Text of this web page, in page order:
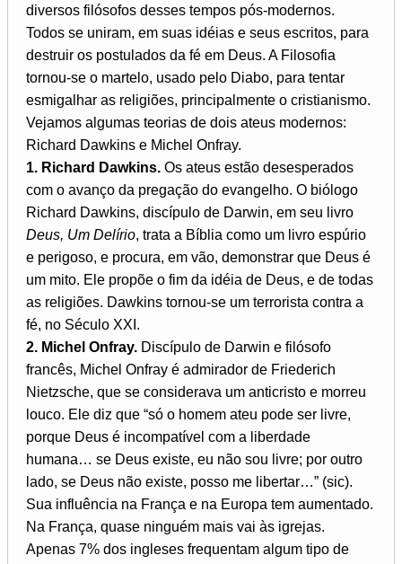
diversos filósofos desses tempos pós-modernos.
Todos se uniram, em suas idéias e seus escritos, para
destruir os postulados da fé em Deus. A Filosofia
tornou-se o martelo, usado pelo Diabo, para tentar
esmigalhar as religiões, principalmente o cristianismo.
Vejamos algumas teorias de dois ateus modernos:
Richard Dawkins e Michel Onfray.
1. Richard Dawkins. Os ateus estão desesperados
com o avanço da pregação do evangelho. O biólogo
Richard Dawkins, discípulo de Darwin, em seu livro
Deus, Um Delírio, trata a Bíblia como um livro espúrio
e perigoso, e procura, em vão, demonstrar que Deus é
um mito. Ele propõe o fim da idéia de Deus, e de todas
as religiões. Dawkins tornou-se um terrorista contra a
fé, no Século XXI.
2. Michel Onfray. Discípulo de Darwin e filósofo
francês, Michel Onfray é admirador de Friederich
Nietzsche, que se considerava um anticristo e morreu
louco. Ele diz que “só o homem ateu pode ser livre,
porque Deus é incompatível com a liberdade
humana… se Deus existe, eu não sou livre; por outro
lado, se Deus não existe, posso me libertar…” (sic).
Sua influência na França e na Europa tem aumentado.
Na França, quase ninguém mais vai às igrejas.
Apenas 7% dos ingleses frequentam algum tipo de